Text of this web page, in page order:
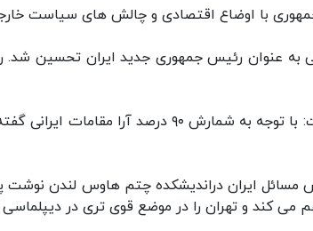
با اوضاع اقتصادی و چالش های سیاست
عنوان رئیس جمهوری جدید ایران تحسین شد.
مسائل ایران دراندیشکده چتم هاوس لندن نوشت
می کند و تهران را در موضع قوی تری در دیپلماسی